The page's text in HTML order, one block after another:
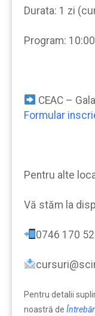
Durata: 1 zi
Program:
CEAC –
Formular
Pentru alte
Vă stăm la
0746 170
Pentru detalii
noastră de